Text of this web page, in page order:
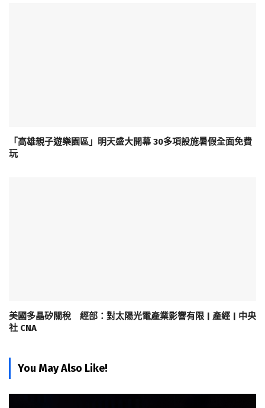
「高雄親子遊樂園區」明天盛大開幕 30多項設施暑假全面免費
玩
美國多晶矽關稅 經部：對太陽光電產業影響有限 | 產經 | 中央
社 CNA
You May Also Like!